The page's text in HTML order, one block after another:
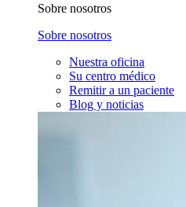
Sobre nosotros
Sobre nosotros
Nuestra oficina
Su centro médico
Remitir a un paciente
Blog y noticias